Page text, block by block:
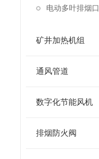
电动多叶排烟口
矿井加热机组
通风管道
数字化节能风机
排烟防火阀